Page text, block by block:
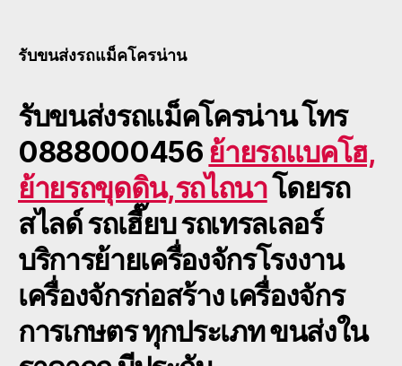
รถ
ขุด
ดิน,รถ
ตัก,รถ
ไถนา,เครื่องจักร
หนัก
ทุก
ชนิด
รับขนส่งรถแม็คโครน่าน
รับขนส่งรถแม็คโครน่านโทร
0888000456 ย้ายรถแบคโฮ,
ย้ายรถขุดดิน,รถไถนาโดยรถ
สไลด์ รถเฮี๊ยบ รถเทรลเลอร์
บริการย้ายเครื่องจักรโรงงาน
เครื่องจักรก่อสร้าง เครื่องจักร
การเกษตร ทุกประเภท ขนส่งใน